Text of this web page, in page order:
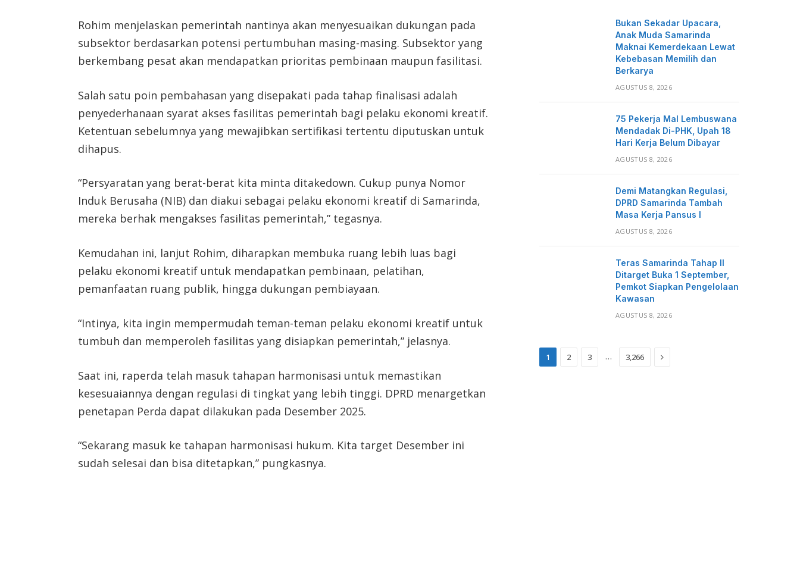
Rohim menjelaskan pemerintah nantinya akan menyesuaikan dukungan pada
subsektor berdasarkan potensi pertumbuhan masing-masing. Subsektor yang
berkembang pesat akan mendapatkan prioritas pembinaan maupun fasilitasi.
Salah satu poin pembahasan yang disepakati pada tahap finalisasi adalah
penyederhanaan syarat akses fasilitas pemerintah bagi pelaku ekonomi kreatif.
Ketentuan sebelumnya yang mewajibkan sertifikasi tertentu diputuskan untuk
dihapus.
“Persyaratan yang berat-berat kita minta ditakedown. Cukup punya Nomor
Induk Berusaha (NIB) dan diakui sebagai pelaku ekonomi kreatif di Samarinda,
mereka berhak mengakses fasilitas pemerintah,” tegasnya.
Kemudahan ini, lanjut Rohim, diharapkan membuka ruang lebih luas bagi
pelaku ekonomi kreatif untuk mendapatkan pembinaan, pelatihan,
pemanfaatan ruang publik, hingga dukungan pembiayaan.
“Intinya, kita ingin mempermudah teman-teman pelaku ekonomi kreatif untuk
tumbuh dan memperoleh fasilitas yang disiapkan pemerintah,” jelasnya.
Saat ini, raperda telah masuk tahapan harmonisasi untuk memastikan
kesesuaiannya dengan regulasi di tingkat yang lebih tinggi. DPRD menargetkan
penetapan Perda dapat dilakukan pada Desember 2025.
“Sekarang masuk ke tahapan harmonisasi hukum. Kita target Desember ini
sudah selesai dan bisa ditetapkan,” pungkasnya.
Bukan Sekadar Upacara,
Anak Muda Samarinda
Maknai Kemerdekaan Lewat
Kebebasan Memilih dan
Berkarya
AGUSTUS 8, 2026
75 Pekerja Mal Lembuswana
Mendadak Di-PHK, Upah 18
Hari Kerja Belum Dibayar
AGUSTUS 8, 2026
Demi Matangkan Regulasi,
DPRD Samarinda Tambah
Masa Kerja Pansus I
AGUSTUS 8, 2026
Teras Samarinda Tahap II
Ditarget Buka 1 September,
Pemkot Siapkan Pengelolaan
Kawasan
AGUSTUS 8, 2026
1 2 3 … 3,266 Next